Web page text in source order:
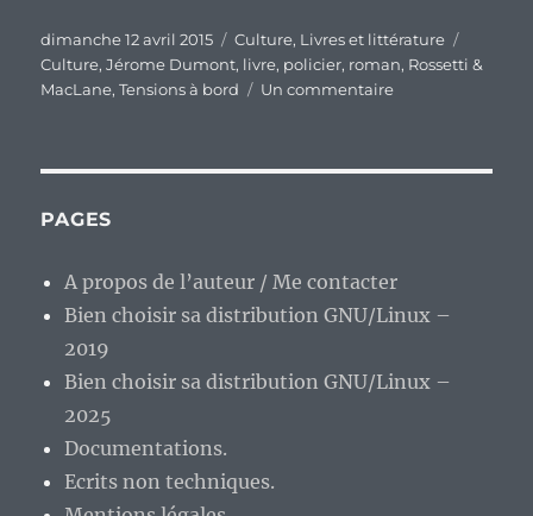
Publié
le
dimanche 12 avril 2015 Catégories
Culture, Livres et littérature
Culture,Jérome Dumont, livre, policier, roman, Rossetti &
MacLane,Tensions à bord Un commentairesur
Rossetti
&
une
PAGES
A propos de l’auteur / Me contacter
Bien choisir sa distribution GNU/Linux –
2019
Bien choisir sa distribution GNU/Linux –
2025
Documentations.
Ecrits non techniques.